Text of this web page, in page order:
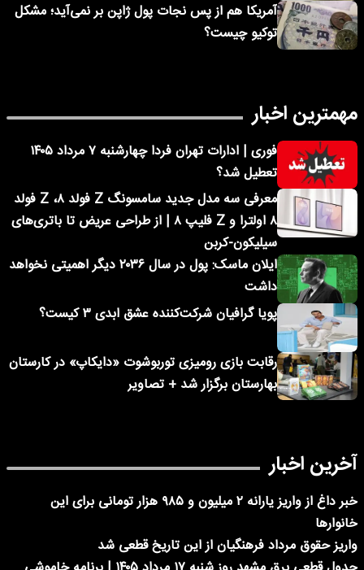
آمریکا هم از پس نجات پول ژاپن بر نمی‌آید؛ مشکل
توکیو چیست؟
مهمترین اخبار
فوری | ادارات تهران فردا چهارشنبه ۷ مرداد ۱۴۰۵
تعطیل شد؟
معرفی سه مدل جدید سامسونگ Z فولد ۸، Z فولد
۸ اولترا و Z فلیپ ۸ | از طراحی عریض تا باتری‌های
سیلیکون-کربن
ایلان ماسک: پول در سال ۲۰۳۶ دیگر اهمیتی نخواهد
داشت
پویا گرافیان شرکت‌کننده عشق ابدی ۳ کیست؟
رقابت بازی رومیزی توربوشوت «دایکاپ» در کارستان
بهارستان برگزار شد + تصاویر
آخرین اخبار
خبر داغ از واریز یارانه ۲ میلیون و ۹۸۵ هزار تومانی برای این
خانوارها
واریز حقوق مرداد فرهنگیان از این تاریخ قطعی شد